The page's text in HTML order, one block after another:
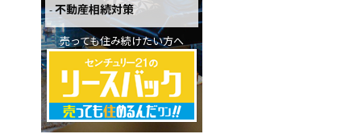
不動産相続対策
売っても住み続けたい方へ